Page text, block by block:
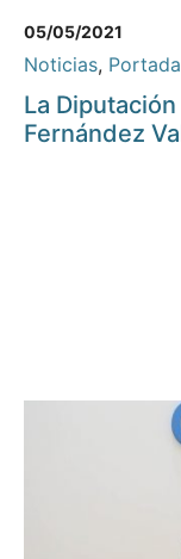
05/05/2021
Noticias, Portada
La
Fernández